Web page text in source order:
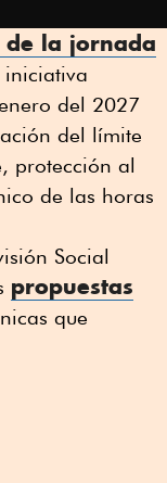
de la jornada
del 2027
del límite
protección al
de las horas
Social
propuestas
que